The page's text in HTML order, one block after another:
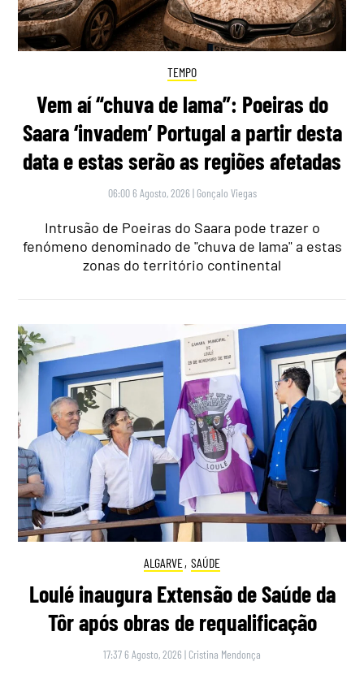
TEMPO
Vem aí “chuva de lama”: Poeiras do
Saara ‘invadem’ Portugal a partir desta
data e estas serão as regiões afetadas
06:00 6 Agosto, 2026 | Gonçalo Viegas
Intrusão de Poeiras do Saara pode trazer o
fenómeno denominado de "chuva de lama" a estas
zonas do território continental
ALGARVE, SAÚDE
Loulé inaugura Extensão de Saúde da
Tôr após obras de requalificação
17:37 6 Agosto, 2026 | Cristina Mendonça